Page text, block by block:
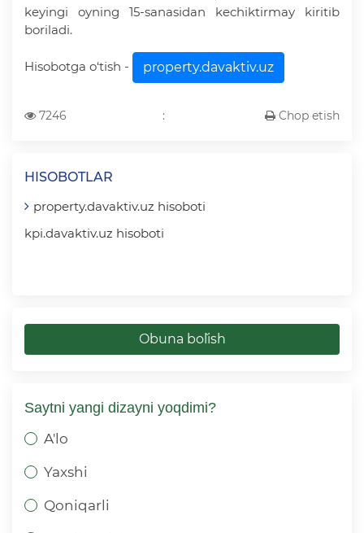
keyingi oyning 15-sanasidan kechiktirmay kiritib
boriladi.
Hisobotga o‘tish - property.davaktiv.uz
7246 : Chop etish
HISOBOTLAR
property.davaktiv.uz hisoboti
kpi.davaktiv.uz hisoboti
Obuna bo`lish
Saytni yangi dizayni yoqdimi?
A'lo
Yaxshi
Qoniqarli